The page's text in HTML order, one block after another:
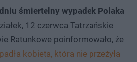
śmiertelny wypadek Polaka
12 czerwca Tatrzańskie
Ratunkowe poinformowało, że
kobieta, która nie przeżyła